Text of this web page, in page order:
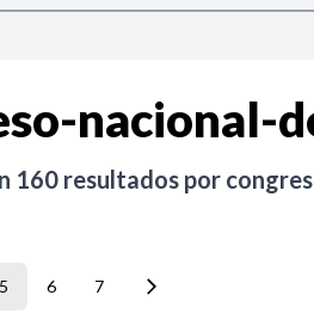
nacional-
160resultados por
5 6 7